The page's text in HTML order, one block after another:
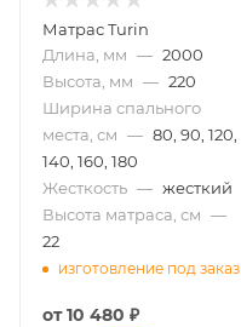
Матрас Turin
Длина, мм — 2000
Высота, мм — 220
Ширина спального
места, см — 80, 90, 120,
140, 160, 180
Жесткость — жесткий
Высота матраса, см —
22
изготовление под заказ
от10 480 ₽